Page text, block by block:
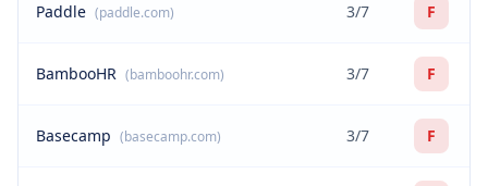
Paddle (paddle.com) 3/7 F
BambooHR (bamboohr.com) 3/7 F
Basecamp (basecamp.com) 3/7 F